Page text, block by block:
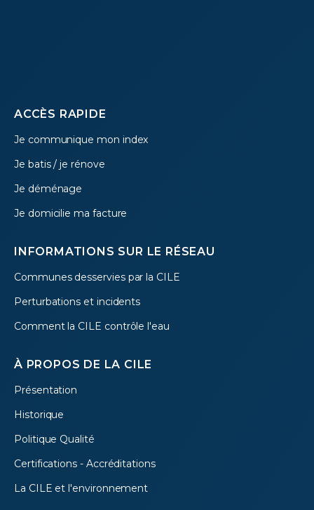
Footer
menu
ACCÈS RAPIDE
Je communique mon index
Je batis / je rénove
Je déménage
Je domicilie ma facture
INFORMATIONS SUR LE RÉSEAU
Communes desservies par la CILE
Perturbations et incidents
Comment la CILE contrôle l'eau
À PROPOS DE LA CILE
Présentation
Historique
Politique Qualité
Certifications - Accréditations
La CILE et l'environnement